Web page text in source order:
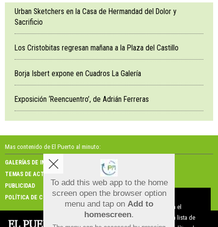
Urban Sketchers en la Casa de Hermandad del Dolor y
Sacrificio
Los Cristobitas regresan mañana a la Plaza del Castillo
Borja Isbert expone en Cuadros La Galería
Exposición ‘Reencuentro’, de Adrián Ferreras
Mas contenido de El Puerto al minuto:
GALERÍAS DE IMÁGENES
GALERÍAS DE VÍDEOS
TEMAS DE ACTUALIDAD
NOSOTROS
PUBLICIDAD
CONTACTO
POLÍTICA DE COOKIES
To add this web app to the home
screen open the browser option
menu and tap on Add to
homescreen.
Aviso sobre el Uso de cookies:
Utilizamos cookies nuestras y de terceros para el
funcionamiento del digital. Puedes consultar la lista de